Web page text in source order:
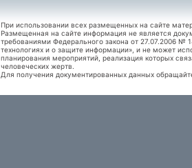
При использовании всех размещенных на сайте
Размещенная на сайте информация не является
требованиями Федерального закона от 27.07.2006
технологиях и о защите информации», и не может
планирования мероприятий, реализация которых
человеческих жертв.
Для получения документированных данных